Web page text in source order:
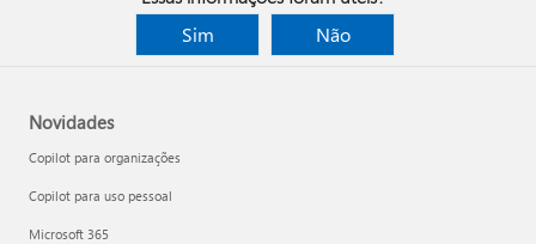
Sim
Não
Novidades
Copilot para organizações
Copilot para uso pessoal
Microsoft 365